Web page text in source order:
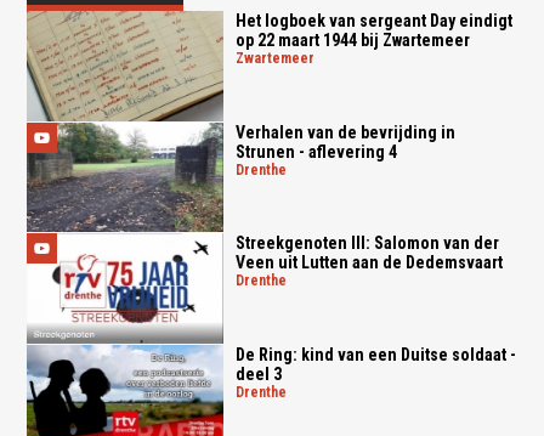
Het logboek van sergeant Day eindigt
op 22 maart 1944 bij Zwartemeer
zwartemeer
Verhalen van de bevrijding in
Strunen - aflevering 4
drenthe
Streekgenoten III: Salomon van der
Veen uit Lutten aan de Dedemsvaart
drenthe
De Ring: kind van een Duitse soldaat -
deel 3
drenthe